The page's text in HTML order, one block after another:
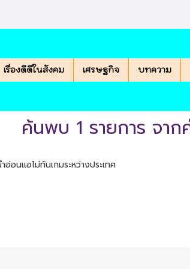
เรื่องดีดีในสังคม เศรษฐกิจ บทความ
ค้นพบ 1 รายการ จาก
อนแอไม่ทันเกมระหว่างประเทศ